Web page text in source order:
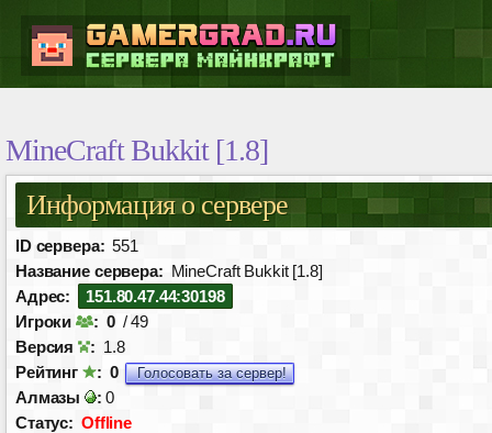
MineCraft Bukkit [1.8]
Информация о сервере
ID сервера: 551
Название сервера: MineCraft Bukkit [1.8]
Адрес:
151.80.47.44:30198
Игроки
: 0 / 49
Версия
: 1.8
Рейтинг
: 0 Голосовать за сервер!
Алмазы : 0
Статус: Offline